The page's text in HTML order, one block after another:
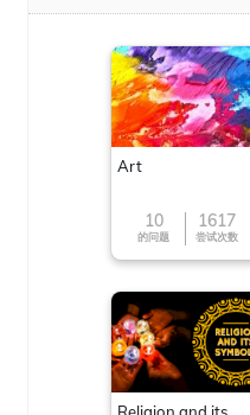
Art
10
的问题
1617
尝试次数